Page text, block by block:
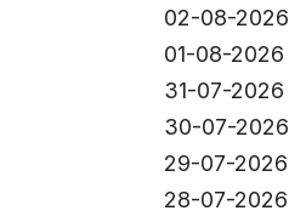
02-08-2026
01-08-2026
31-07-2026
30-07-2026
29-07-2026
28-07-2026